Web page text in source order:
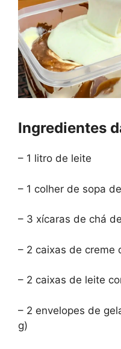
Ingredientes
– 1 litro de leite
– 1 colher de sopa
– 3 xícaras de chá
– 2 caixas de creme
– 2 caixas de leite
– 2 envelopes de
g)